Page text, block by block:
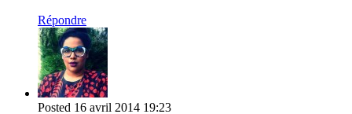
Répondre
Posted 16 avril 2014 19:23